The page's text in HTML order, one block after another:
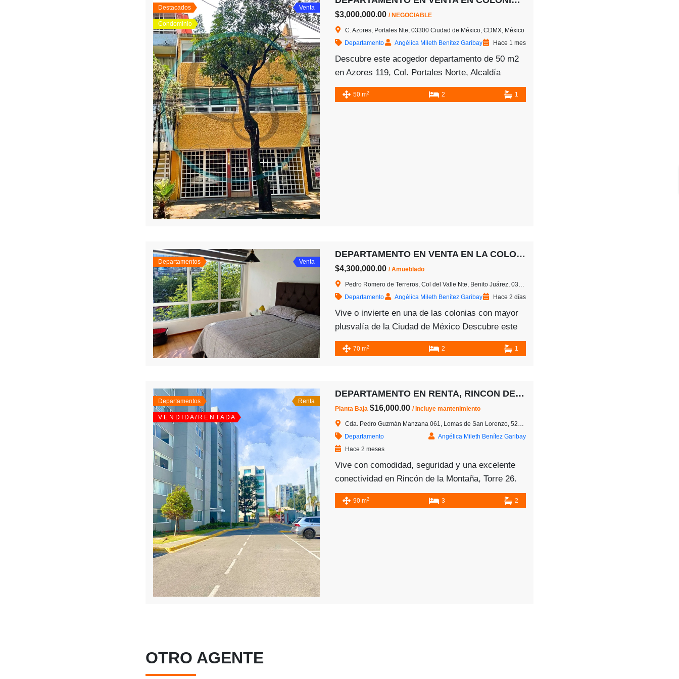
Destacados
Condominio
Venta
$3,000,000.00 / NEGOCIABLE
C. Azores, Portales Nte, 03300 Ciudad de México, CDMX, México
Departamento
Angélica Mileth Benítez Garibay Hace 1 mes
Descubre este acogedor departamento de 50 m2
en Azores 119, Col. Portales Norte, Alcaldía
Benito Juárez, CDMX. Una de las colonias más
tradicionales y mejor conectadas de la ciudad.
50 m2 2 1
Departamentos Venta
DEPARTAMENTO EN VENTA EN LA COLONIA DEL VALLE, CDMX
$4,300,000.00 / Amueblado
Pedro Romero de Terreros, Col del Valle Nte, Benito Juárez, 03100 Ciudad de México, CDMX
Departamento
Angélica Mileth Benítez Garibay Hace 2 días
Vive o invierte en una de las colonias con mayor
plusvalía de la Ciudad de México Descubre este
moderno departamento en venta en Del Valle
Norte, ubicado sobre Pedro Romero de Terreros,
de México. La Colonia Del Valle […]
70 m2 2 1
Departamentos
V E N D I D A / R E N T A D A
Renta
DEPARTAMENTO EN RENTA, RINCON DE LA MONTAÑA. LOPEZ MATEOS
Planta Baja $16,000.00 / Incluye mantenimiento
Cda. Pedro Guzmán Manzana 061, Lomas de San Lorenzo, 52975 Cdad. López Mateos, Méx.
Departamento
Angélica Mileth Benítez Garibay
Hace 2 meses
Vive con comodidad, seguridad y una excelente
conectividad en Rincón de la Montaña, Torre 26.
Este elegante departamento en renta cuenta con 3
habitaciones, 2 baños completos y 2 lugares de
90 m2 3 2
OTRO AGENTE